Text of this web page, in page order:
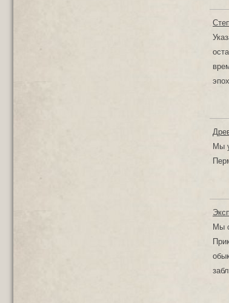
Мы
Мы